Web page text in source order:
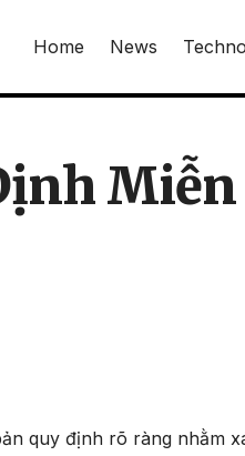
Home News
quy định rõ ràng nhằm